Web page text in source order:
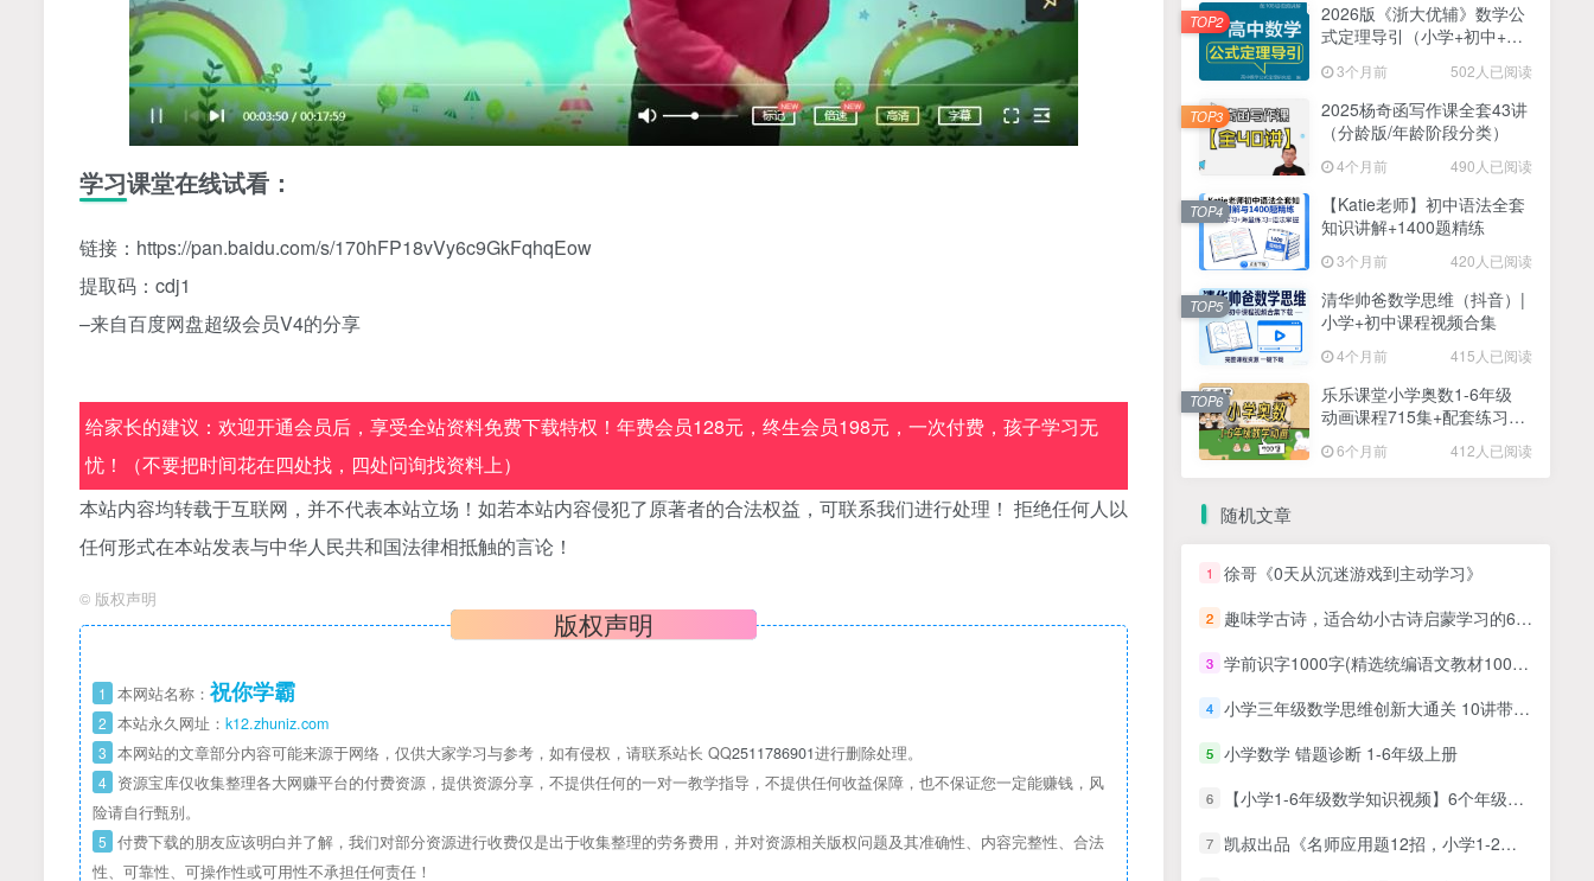
学习课堂在线试看：
链接：https://pan.baidu.com/s/170hFP18vVy6c9GkFqhqEow
提取码：cdj1
–来自百度网盘超级会员V4的分享
给家长的建议：欢迎开通会员后，享受全站资料免费下载特权！年费会员128元，终生会员198元，一次付费，孩子学习无
忧！（不要把时间花在四处找，四处问询找资料上）
本站内容均转载于互联网，并不代表本站立场！如若本站内容侵犯了原著者的合法权益，可联系我们进行处理！ 拒绝任何人以
任何形式在本站发表与中华人民共和国法律相抵触的言论！
© 版权声明
版权声明
1 本网站名称： 祝你学霸
2 本站永久网址： k12.zhuniz.com
3 本网站的文章部分内容可能来源于网络，仅供大家学习与参考，如有侵权，请联系站长 QQ2511786901进行删除处理。
4 资源宝库仅收集整理各大网赚平台的付费资源，提供资源分享，不提供任何的一对一教学指导，不提供任何收益保障，也不保证您一定能赚钱，风
险请自行甄别。
5 付费下载的朋友应该明白并了解，我们对部分资源进行收费仅是出于收集整理的劳务费用，并对资源相关版权问题及其准确性、内容完整性、合法
性、可靠性、可操作性或可用性不承担任何责任！
2026版《浙大优辅》数学公
式定理导引（小学+初中+高
3个月前 502人已阅读
TOP2
2025杨奇函写作课全套43讲
（分龄版/年龄阶段分类）
4个月前 490人已阅读
TOP3
【Katie老师】初中语法全套
知识讲解+1400题精练
3个月前 420人已阅读
TOP4
清华帅爸数学思维（抖音）|
小学+初中课程视频合集
4个月前 415人已阅读
TOP5
乐乐课堂小学奥数1-6年级
动画课程715集+配套练习册
6个月前 412人已阅读
TOP6
随机文章
1 徐哥《0天从沉迷游戏到主动学习》
2 趣味学古诗，适合幼小古诗启蒙学习的60首趣味古诗JPG图片学习资源百度网盘下载
3 学前识字1000字(精选统编语文教材1000字,主题式串联识字,图形结合,英文与汉字同步学习)
4 小学三年级数学思维创新大通关 10讲带讲义
5 小学数学 错题诊断 1-6年级上册
6 【小学1-6年级数学知识视频】6个年级上下册284期MP4视频百度网盘下载，小学数学网课视频
7 凯叔出品《名师应用题12招，小学1-2年级应用题专题学习》MP4视频课，百度网盘下载，1，2年级应用题辅导学习课程